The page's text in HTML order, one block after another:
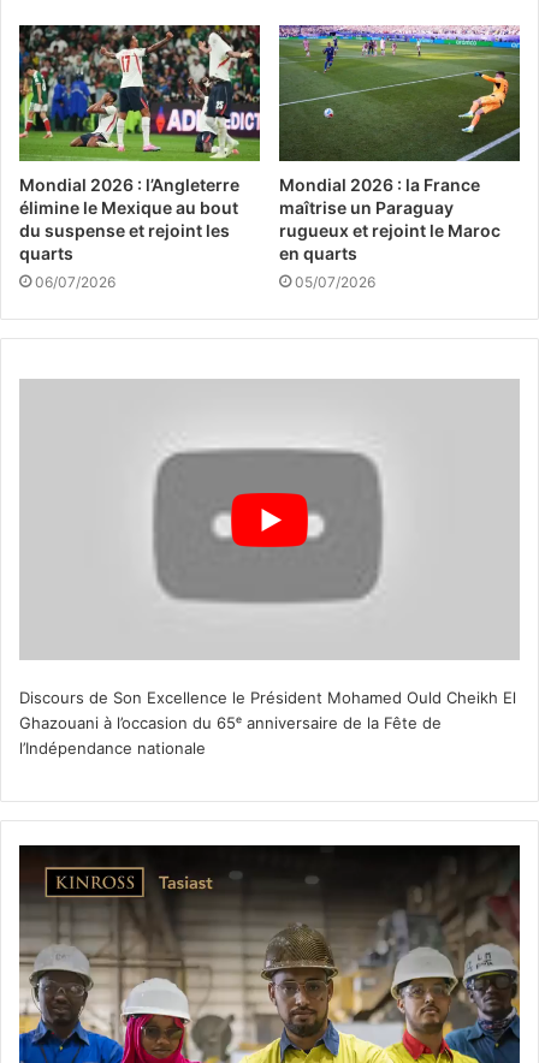
Mondial 2026 : l’Angleterre
élimine le Mexique au bout
du suspense et rejoint les
quarts
06/07/2026
Mondial 2026 : la France
maîtrise un Paraguay
rugueux et rejoint le Maroc
en quarts
05/07/2026
Discours de Son Excellence le Président Mohamed Ould Cheikh El
Ghazouani à l’occasion du 65ᵉ anniversaire de la Fête de
l’Indépendance nationale